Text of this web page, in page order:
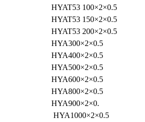
HYAT53 100×2×0.5
HYAT53 150×2×0.5
HYAT53 200×2×0.5
HYA300×2×0.5
HYA400×2×0.5
HYA500×2×0.5
HYA600×2×0.5
HYA800×2×0.5
HYA900×2×0.
HYA1000×2×0.5